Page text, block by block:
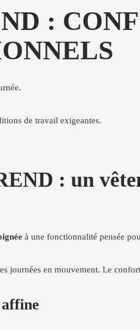
:
de travail exigeantes.
: un
à une fonctionnalité pensée
journées en mouvement. Le